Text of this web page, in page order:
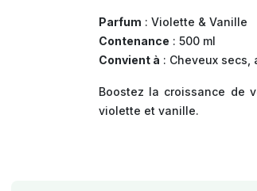
Parfum : Violette & Vanille
Contenance : 500 ml
Convient à : Cheveux
Boostez la croissance de
violette et vanille.